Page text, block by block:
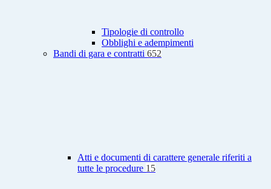
Tipologie di controllo
Obblighi e adempimenti
Bandi di gara e contratti 652
Atti e documenti di carattere generale riferiti a
tutte le procedure 15